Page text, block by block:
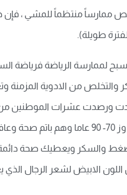
ممارساً منتظماً للمشي ،
طويلة).
لممارسة الرياضة فرياضة
والتخلص من الادوية المزمنة
ورصدت عشرات الموطنين من
ونساءا يخرجون صباح كل يوم على ضفاف البحر ويمارسون رياضة المشي والهولة لعدة كيلو مترات بشكل يومي
والسكر ويعطيك صحة
الابيض لشعر الرجال الذي